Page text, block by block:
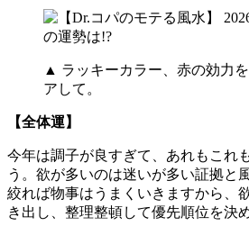
▲ ラッキーカラー、赤の効力
アして。
【全体運】
今年は調子が良すぎて、あれもこれ
う。欲が多いのは迷いが多い証拠と
絞れば物事はうまくいきますから、
き出し、整理整頓して優先順位を決